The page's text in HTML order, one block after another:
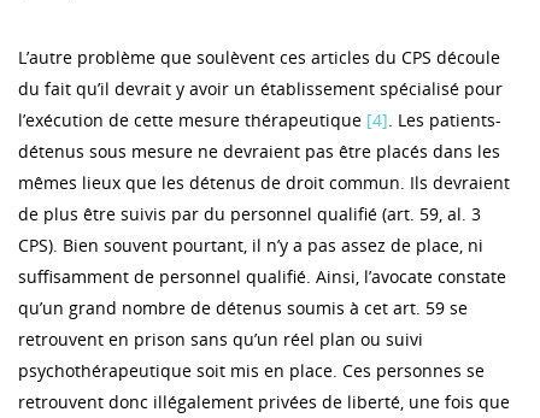
L’autre problème que soulèvent ces articles du CPS découle
du fait qu’il devrait y avoir un établissement spécialisé pour
l’exécution de cette mesure thérapeutique [4]. Les patients-
détenus sous mesure ne devraient pas être placés dans les
mêmes lieux que les détenus de droit commun. Ils devraient
de plus être suivis par du personnel qualifié (art. 59, al. 3
CPS). Bien souvent pourtant, il n’y a pas assez de place, ni
suffisamment de personnel qualifié. Ainsi, l’avocate constate
qu’un grand nombre de détenus soumis à cet art. 59 se
retrouvent en prison sans qu’un réel plan ou suivi
psychothérapeutique soit mis en place. Ces personnes se
retrouvent donc illégalement privées de liberté, une fois que